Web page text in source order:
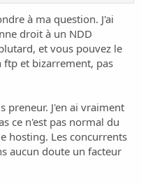
à ma question. J'ai
droit à un NDD
et vous pouvez le
ftp et bizarrement, pas
preneur. J'en ai vraiment
ce n'est pas normal du
hosting. Les concurrents
aucun doute un facteur